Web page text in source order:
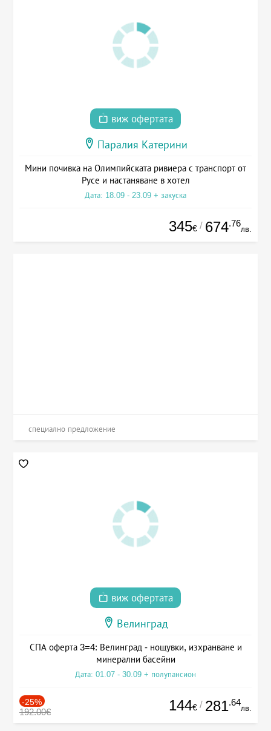
виж офертата
Паралия Катерини
Мини почивка на Олимпийската ривиера с транспорт от
Русе и настаняване в хотел
Дата: 18.09 - 23.09 + закуска
345€ / 674.76
лв.
специално предложение
виж офертата
Велинград
СПА оферта 3=4: Велинград - нощувки, изхранване и
минерални басейни
Дата: 01.07 - 30.09 + полупансион
-25%
192.00€ 144€ / 281.64
лв.